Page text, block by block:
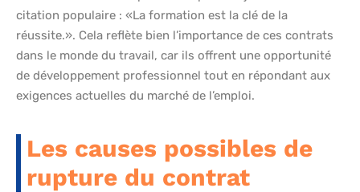
citation populaire : «La formation est la clé de la
réussite.». Cela reflète bien l’importance de ces contrats
dans le monde du travail, car ils offrent une opportunité
de développement professionnel tout en répondant aux
exigences actuelles du marché de l’emploi.
Les causes possibles de
rupture du contrat